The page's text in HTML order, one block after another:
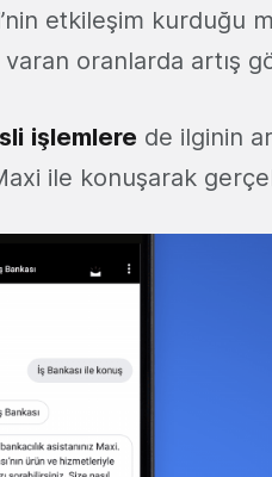
etkileşim kurduğu
varan oranlarda artış
işlemlere de ilginin
ile konuşarak